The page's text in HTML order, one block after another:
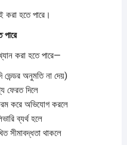
করা হতে পারে।
পারে
করা হতে পারে—
ভেন্ডর অনুমতি না দেয়)
ফেরত দিলে
করে অভিযোগ করলে
ব্যর্থ হলে
সীমাবদ্ধতা থাকলে